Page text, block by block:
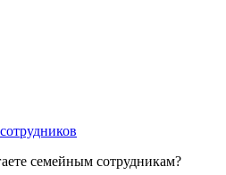
семейным сотрудникам?